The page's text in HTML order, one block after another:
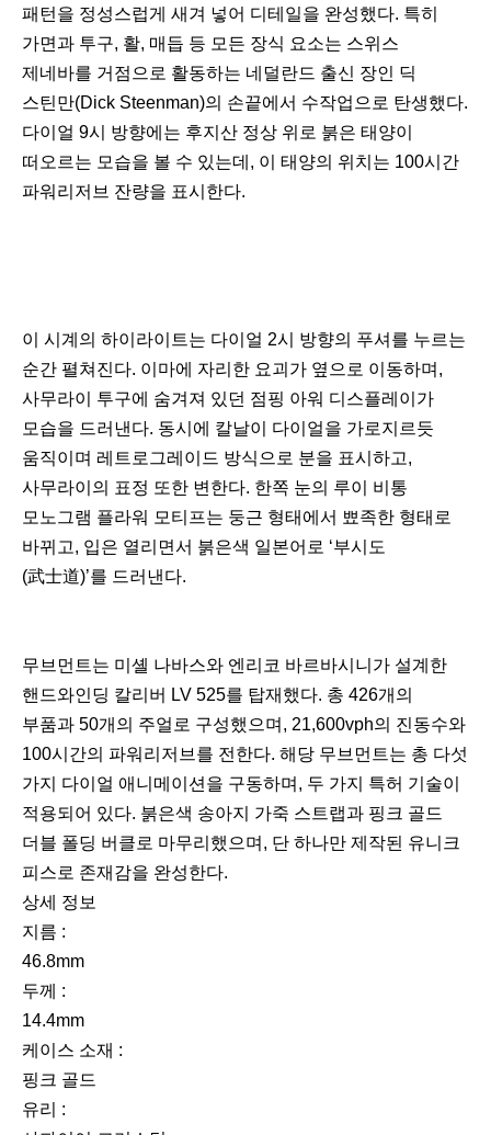
패턴을 정성스럽게 새겨 넣어 디테일을 완성했다. 특히
가면과 투구, 활, 매듭 등 모든 장식 요소는 스위스
제네바를 거점으로 활동하는 네덜란드 출신 장인 딕
스틴만(Dick Steenman)의 손끝에서 수작업으로 탄생했다.
다이얼 9시 방향에는 후지산 정상 위로 붉은 태양이
떠오르는 모습을 볼 수 있는데, 이 태양의 위치는 100시간
파워리저브 잔량을 표시한다.
이 시계의 하이라이트는 다이얼 2시 방향의 푸셔를 누르는
순간 펼쳐진다. 이마에 자리한 요괴가 옆으로 이동하며,
사무라이 투구에 숨겨져 있던 점핑 아워 디스플레이가
모습을 드러낸다. 동시에 칼날이 다이얼을 가로지르듯
움직이며 레트로그레이드 방식으로 분을 표시하고,
사무라이의 표정 또한 변한다. 한쪽 눈의 루이 비통
모노그램 플라워 모티프는 둥근 형태에서 뾰족한 형태로
바뀌고, 입은 열리면서 붉은색 일본어로 ‘부시도
(武士道)’를 드러낸다.
무브먼트는 미셸 나바스와 엔리코 바르바시니가 설계한
핸드와인딩 칼리버 LV 525를 탑재했다. 총 426개의
부품과 50개의 주얼로 구성했으며, 21,600vph의 진동수와
100시간의 파워리저브를 전한다. 해당 무브먼트는 총 다섯
가지 다이얼 애니메이션을 구동하며, 두 가지 특허 기술이
적용되어 있다. 붉은색 송아지 가죽 스트랩과 핑크 골드
더블 폴딩 버클로 마무리했으며, 단 하나만 제작된 유니크
피스로 존재감을 완성한다.
상세 정보
지름 :
46.8mm
두께 :
14.4mm
케이스 소재 :
핑크 골드
유리 :